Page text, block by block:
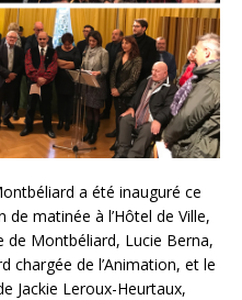
a été inauguré ce
matinée à l’Hôtel de Ville,
Montbéliard, Lucie Berna,
chargée de l’Animation, et le
Jackie Leroux-Heurtaux,